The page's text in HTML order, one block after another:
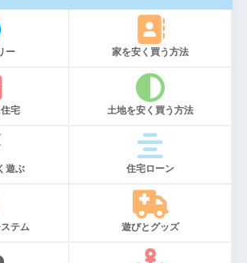
ー 家を安く買う方法
宅 土地を安く買う方法
遊ぶ 住宅ローン
テム 遊びとグッズ